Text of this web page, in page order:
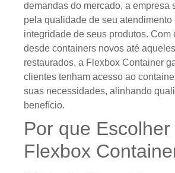
demandas do mercado, a empresa
pela qualidade de seu atendimento
integridade de seus produtos. Com
desde containers novos até
restaurados, a Flexbox Container
clientes tenham acesso ao
suas necessidades, alinhando
benefício.
Por que Escolher
Flexbox